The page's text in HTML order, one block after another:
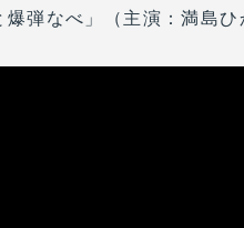
弾なべ」（主演：満島ひ